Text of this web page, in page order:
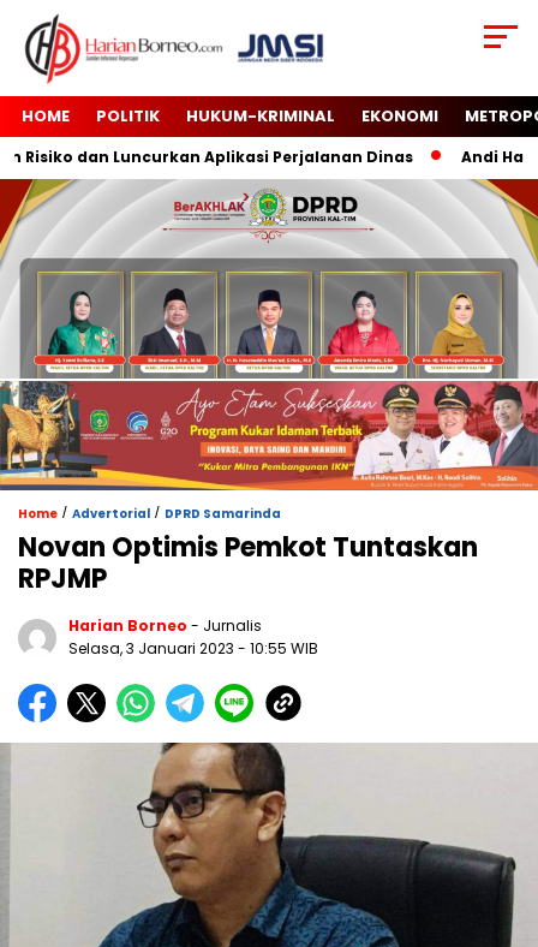
HOME POLITIK HUKUM-KRIMINAL EKONOMI
dan Luncurkan Aplikasi Perjalanan Dinas Andi Harun
Home / Advertorial / DPRD Samarinda
Novan Optimis Pemkot Tuntaskan
RPJMP
Harian Borneo - Jurnalis
Selasa, 3 Januari 2023 - 10:55 WIB